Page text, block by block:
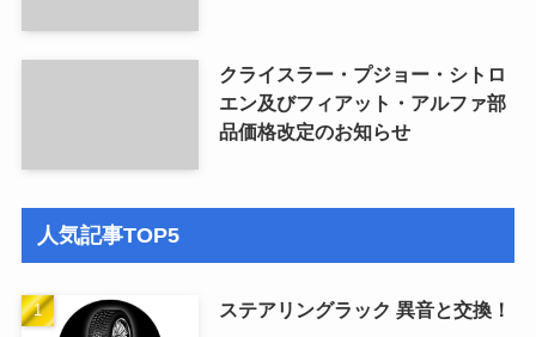
クライスラー・プジョー・シトロ
エン及びフィアット・アルファ部
品価格改定のお知らせ
人気記事TOP5
ステアリングラック 異音と交換！